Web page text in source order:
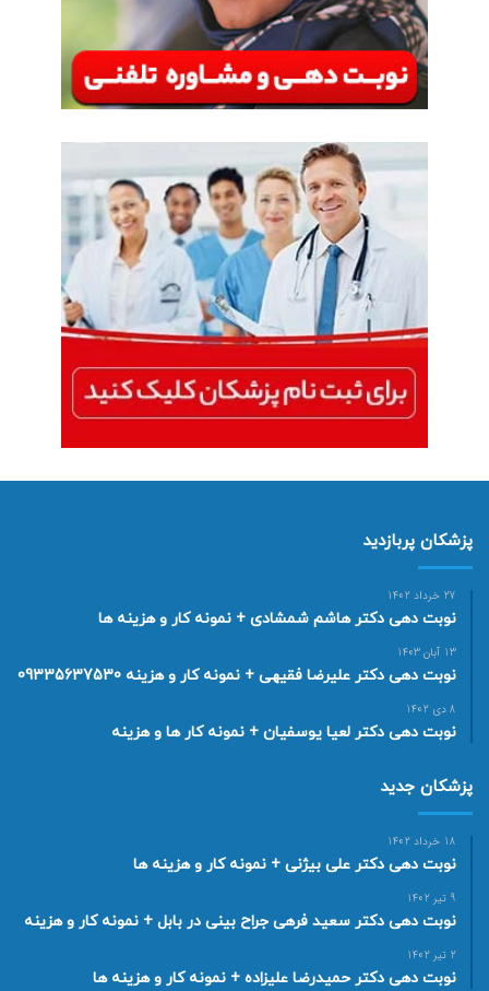
پزشکان پربازدید
27 خرداد 1402
نوبت دهی دکتر هاشم شمشادی + نمونه کار و هزینه ها
13 آبان 1403
نوبت دهی دکتر علیرضا فقیهی + نمونه کار و هزینه 09335637530
8 دی 1402
نوبت دهی دکتر لعیا یوسفیان + نمونه کار ها و هزینه
پزشکان جدید
18 خرداد 1402
نوبت دهی دکتر علی بیژنی + نمونه کار و هزینه ها
9 تیر 1402
نوبت دهی دکتر سعید فرهی جراح بینی در بابل + نمونه کار و هزینه
2 تیر 1402
نوبت دهی دکتر حمیدرضا علیزاده + نمونه کار و هزینه ها